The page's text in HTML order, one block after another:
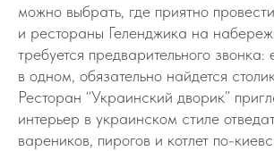
можно выбрать, где приятно
и рестораны Геленджика на
требуется предварительного звонка:
в одном, обязательно найдется
Ресторан “Украинский дворик”
интерьер в украинском стиле
вареников, пирогов и котлет по-